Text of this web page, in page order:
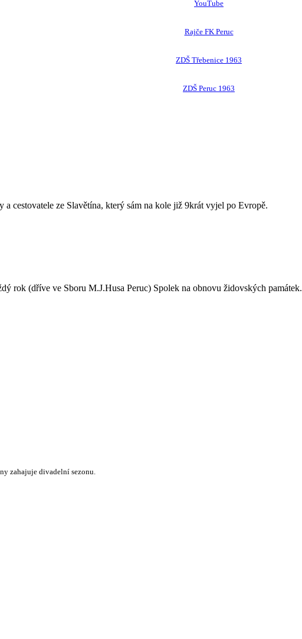
YouTube
Rajče FK Peruc
ZDŠ Třebenice 1963
ZDŠ Peruc 1963
cestovatele ze Slavětína, který sám na kole již 9krát vyjel po Evropě.
rok (dříve ve Sboru M.J.Husa Peruc) Spolek na obnovu židovských památek.
zahajuje divadelní sezonu.